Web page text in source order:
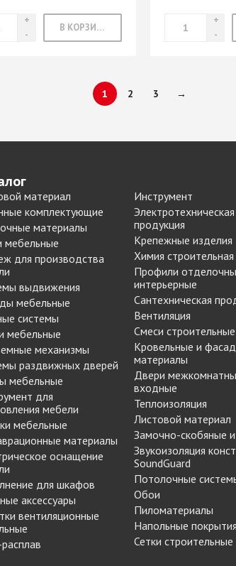
В КОРЗИНУ
1 2 3 →
материал
комплектующие
материалы
мебельные
для производства
выдвижения
мебельные
системы
мебельные
механизмы
раздвижных дверей
мебельные
для
мебели
мебельные
материалы
оснащение
для шкафов
аксессуары
вентиляционные
Инструмент
Электротехническая
продукция
Крепежные изделия
Химия строительная
Профили
интерьерные
Сантехническая
Вентиляция
Смеси строительные
Кровельные и
материалы
Двери
входные
Теплоизоляция
Листовой материал
Замочно-скобяные
Звукоизоляция
SoundGuard
Потолочные
Обои
Пиломатериалы
Напольные покрытия
Сетки строительные